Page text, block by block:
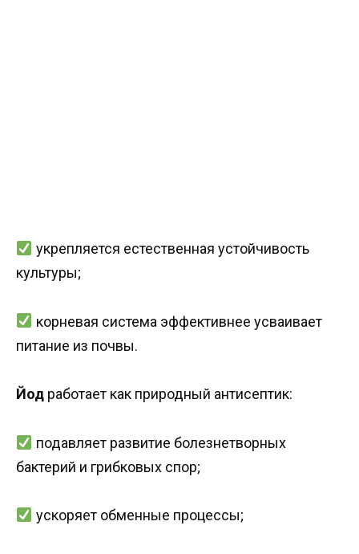
укрепляется естественная устойчивость
культуры;
корневая система эффективнее усваивает
питание из почвы.
Йод работает как природный антисептик:
подавляет развитие болезнетворных
бактерий и грибковых спор;
ускоряет обменные процессы;